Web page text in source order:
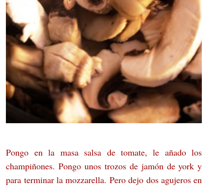
Pongo en la masa salsa de tomate, le añado los
champiñones. Pongo unos trozos de jamón de york y
para terminar la mozzarella. Pero dejo dos agujeros en